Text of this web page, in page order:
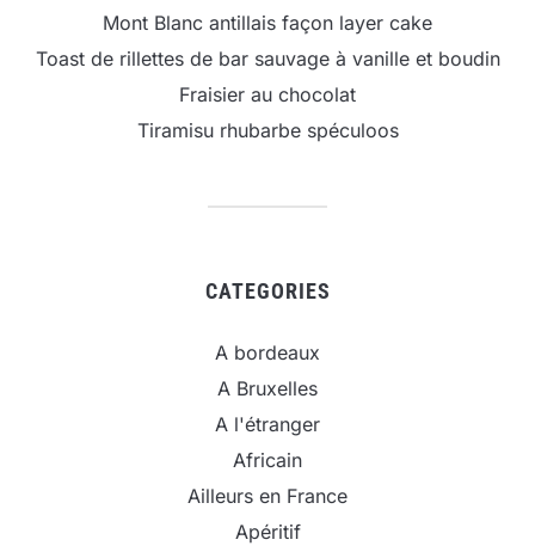
Mont Blanc antillais façon layer cake
Toast de rillettes de bar sauvage à vanille et boudin
Fraisier au chocolat
Tiramisu rhubarbe spéculoos
CATEGORIES
A bordeaux
A Bruxelles
A l'étranger
Africain
Ailleurs en France
Apéritif